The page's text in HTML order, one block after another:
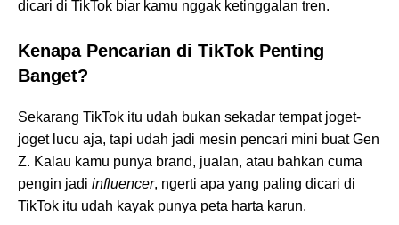
dicari di TikTok biar kamu nggak ketinggalan tren.
Kenapa Pencarian di TikTok Penting
Banget?
Sekarang TikTok itu udah bukan sekadar tempat joget-
joget lucu aja, tapi udah jadi mesin pencari mini buat Gen
Z. Kalau kamu punya brand, jualan, atau bahkan cuma
pengin jadi influencer, ngerti apa yang paling dicari di
TikTok itu udah kayak punya peta harta karun.